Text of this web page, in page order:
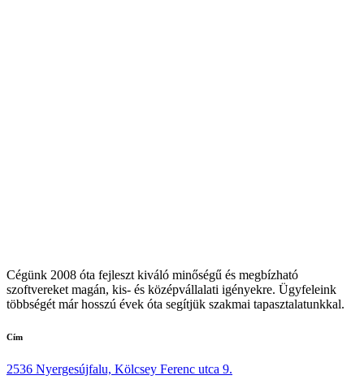
Cégünk 2008 óta fejleszt kiváló minőségű és megbízható
szoftvereket magán, kis- és középvállalati igényekre. Ügyfeleink
többségét már hosszú évek óta segítjük szakmai tapasztalatunkkal.
Cím
2536 Nyergesújfalu, Kölcsey Ferenc utca 9.